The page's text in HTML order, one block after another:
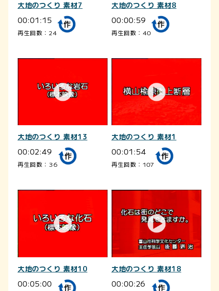
大地のつくり 素材7
00:01:15
再生回数：24
大地のつくり 素材8
00:00:59
再生回数：40
大地のつくり 素材13
00:02:49
再生回数：36
大地のつくり 素材1
00:01:54
再生回数：107
大地のつくり 素材10
00:05:00
大地のつくり 素材18
00:00:26